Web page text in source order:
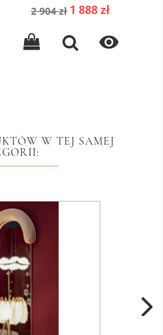
Cena
2 904 zł Cena
1 888 zł

W TEJ SAMEJ